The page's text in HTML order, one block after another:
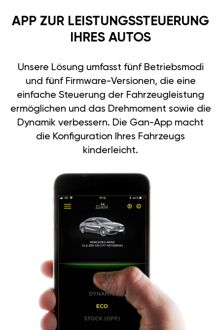
APP ZUR LEISTUNGSSTEUERUNG
IHRES AUTOS
Unsere Lösung umfasst fünf Betriebsmodi
und fünf Firmware-Versionen, die eine
einfache Steuerung der Fahrzeugleistung
ermöglichen und das Drehmoment sowie die
Dynamik verbessern. Die Gan-App macht
die Konfiguration Ihres Fahrzeugs
kinderleicht.